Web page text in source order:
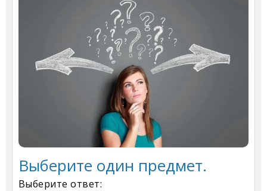
Выберите один предмет.
Выберите ответ: